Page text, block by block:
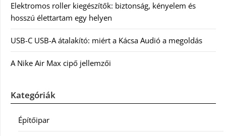
Elektromos roller kiegészítők: biztonság, kényelem és
hosszú élettartam egy helyen
USB-C USB-A átalakító: miért a Kácsa Audió a megoldás
A Nike Air Max cipő jellemzői
Kategóriák
Építőipar